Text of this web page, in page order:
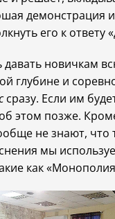
демонстрация
его к ответу
давать новичкам
глубине и
сразу. Если им
этом позже.
не знают, что
мы
как